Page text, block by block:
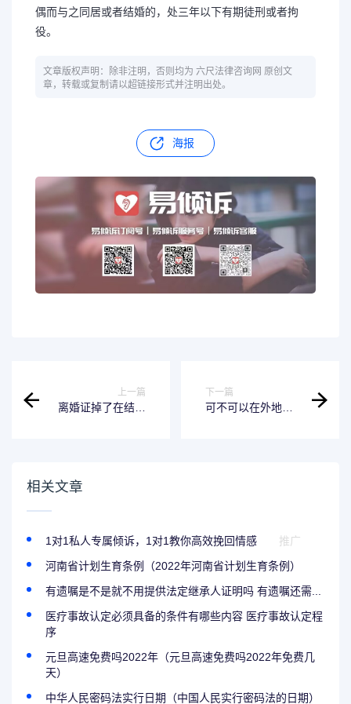
偶而与之同居或者结婚的，处三年以下有期徒刑或者拘
役。
文章版权声明：除非注明，否则均为 六尺法律咨询网 原创文
章，转载或复制请以超链接形式并注明出处。
海报
上一篇
离婚证掉了在结二
下一篇
可不可以在外地离
相关文章
1对1私人专属倾诉，1对1教你高效挽回情感
推广
河南省计划生育条例（2022年河南省计划生育条例）
有遗嘱是不是就不用提供法定继承人证明吗 有遗嘱还需...
医疗事故认定必须具备的条件有哪些内容 医疗事故认定程
序
元旦高速免费吗2022年（元旦高速免费吗2022年免费几
天）
中华人民密码法实行日期（中国人民实行密码法的日期）